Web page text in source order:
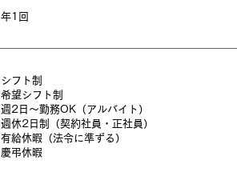
年1回
シフト制
希望シフト制
週2日～勤務OK（アルバイト）
週休2日制（契約社員・正社員）
有給休暇（法令に準ずる）
慶弔休暇